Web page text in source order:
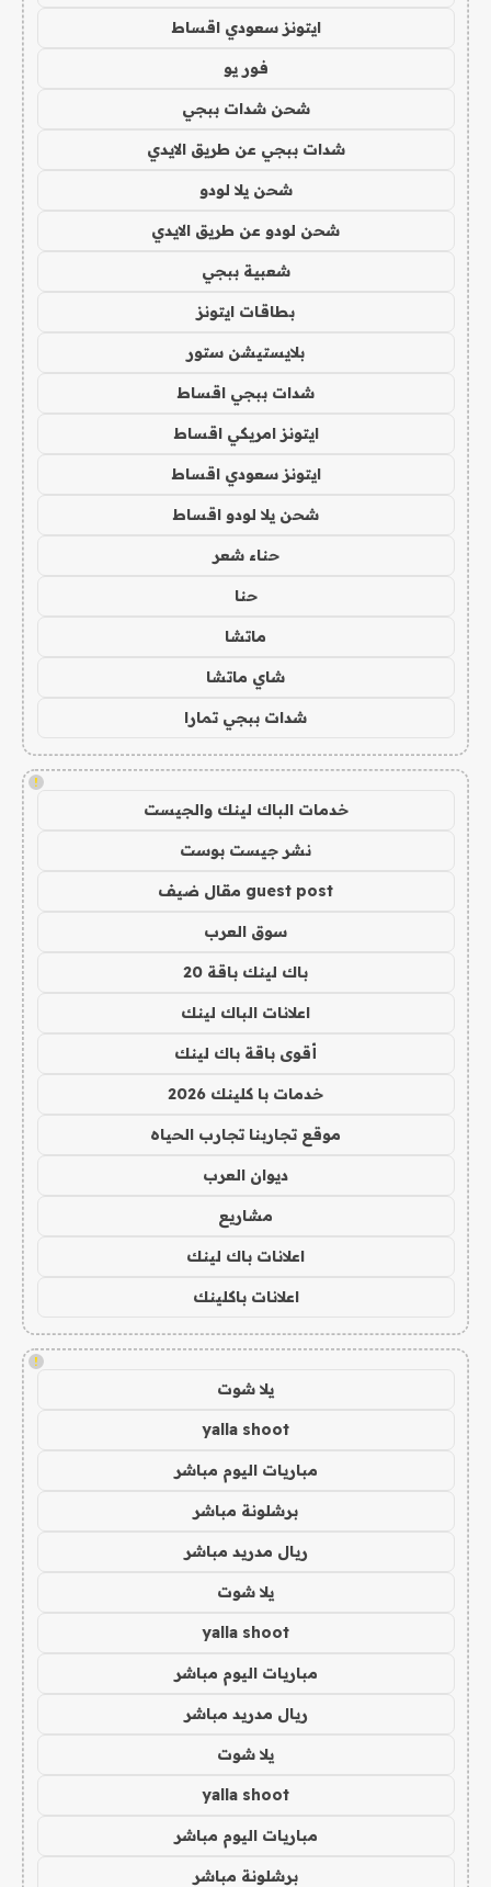
ايتونز سعودي اقساط
فور يو
شحن شدات ببجي
شدات ببجي عن طريق الايدي
شحن يلا لودو
شحن لودو عن طريق الايدي
شعبية ببجي
بطاقات ايتونز
بلايستيشن ستور
شدات ببجي اقساط
ايتونز امريكي اقساط
ايتونز سعودي اقساط
شحن يلا لودو اقساط
حناء شعر
حنا
ماتشا
شاي ماتشا
شدات ببجي تمارا
!
خدمات الباك لينك والجيست
نشر جيست بوست
guest post مقال ضيف
سوق العرب
باك لينك باقة 20
اعلانات الباك لينك
أقوى باقة باك لينك
خدمات با كلينك 2026
موقع تجاربنا تجارب الحياه
ديوان العرب
مشاريع
اعلانات باك لينك
اعلانات باكلينك
!
يلا شوت
yalla shoot
مباريات اليوم مباشر
برشلونة مباشر
ريال مدريد مباشر
يلا شوت
yalla shoot
مباريات اليوم مباشر
ريال مدريد مباشر
يلا شوت
yalla shoot
مباريات اليوم مباشر
برشلونة مباشر